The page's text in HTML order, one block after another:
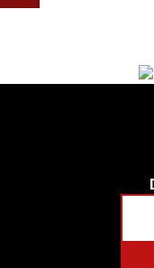
Create your own